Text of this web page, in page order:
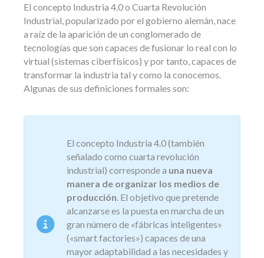
El concepto Industria 4.0 o Cuarta Revolución
Industrial, popularizado por el gobierno alemán, nace
a raíz de la aparición de un conglomerado de
tecnologías que son capaces de fusionar lo real con lo
virtual (sistemas ciberfísicos) y por tanto, capaces de
transformar la industria tal y como la conocemos.
Algunas de sus definiciones formales son:
El concepto Industria 4.0 (también
señalado como cuarta revolución
industrial) corresponde a una nueva
manera de organizar los medios de
producción. El objetivo que pretende
alcanzarse es la puesta en marcha de un
gran número de «fábricas inteligentes»
(«smart factories») capaces de una
mayor adaptabilidad a las necesidades y